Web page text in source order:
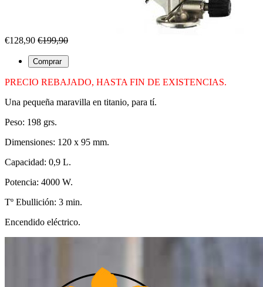
€128,90 €199,90
PRECIO REBAJADO, HASTA FIN DE EXISTENCIAS.
Una pequeña maravilla en titanio, para tí.
Peso: 198 grs.
Dimensiones: 120 x 95 mm.
Capacidad: 0,9 L.
Potencia: 4000 W.
Tº Ebullición: 3 min.
Encendido eléctrico.